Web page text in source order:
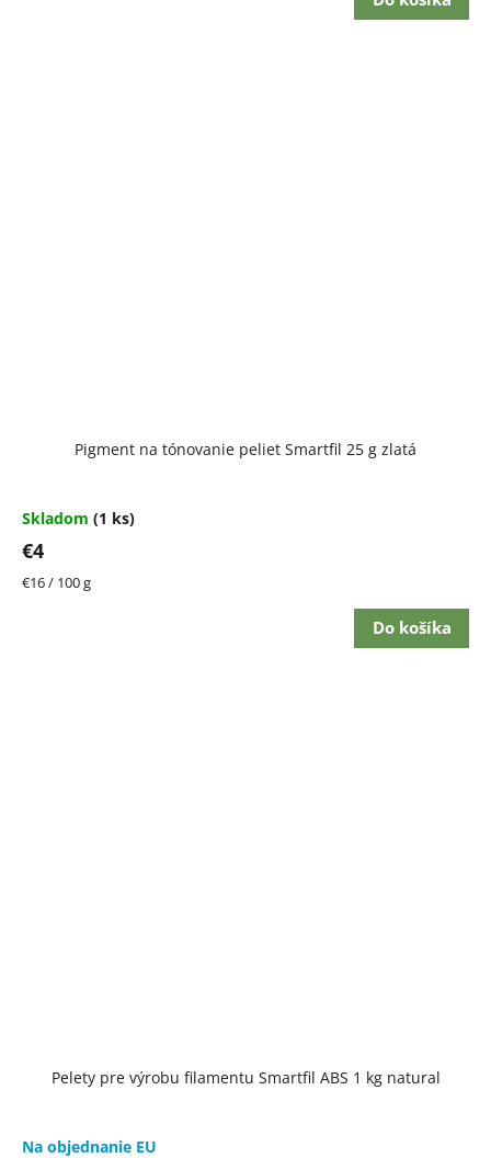
Pigment na tónovanie peliet Smartfil 25 g zlatá
Skladom (1 ks)
€4
Jednotková
€16 / 100 g
Do košíka
Pelety pre výrobu filamentu Smartfil ABS 1 kg natural
Na objednanie EU